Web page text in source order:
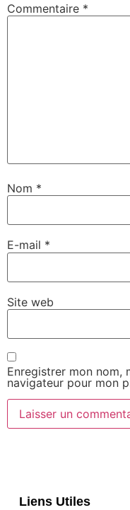
Commentaire *
Nom *
E-mail *
Site web
Enregistrer mon nom,
navigateur pour mon
Liens Utiles